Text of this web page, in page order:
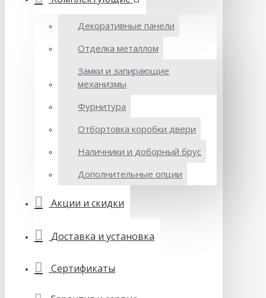
Декоративные панели
Отделка металлом
Замки и запирающие
механизмы
Фурнитура
Отбортовка коробки двери
Наличники и доборный брус
Дополнительные опции
Акции и скидки
Доставка и установка
Сертификаты